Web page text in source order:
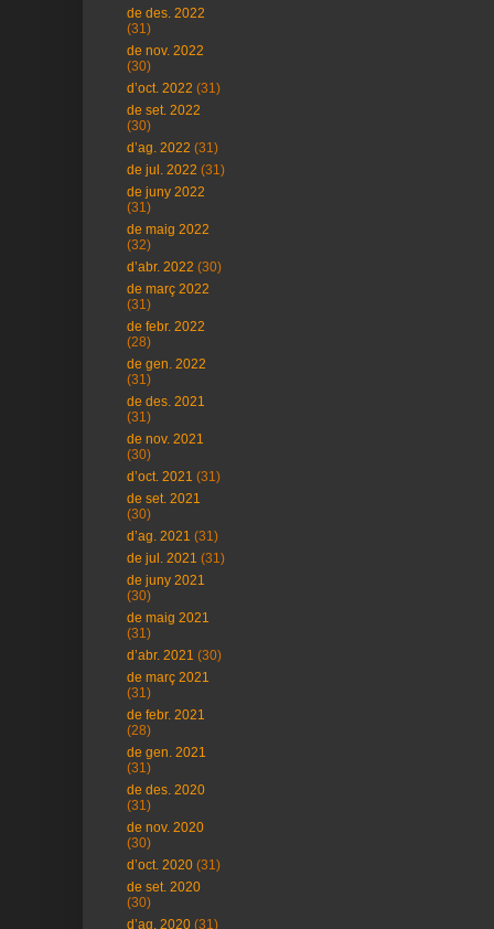
de des. 2022
(31)
de nov. 2022
(30)
d’oct. 2022 (31)
de set. 2022
(30)
d’ag. 2022 (31)
de jul. 2022 (31)
de juny 2022
(31)
de maig 2022
(32)
d’abr. 2022 (30)
de març 2022
(31)
de febr. 2022
(28)
de gen. 2022
(31)
de des. 2021
(31)
de nov. 2021
(30)
d’oct. 2021 (31)
de set. 2021
(30)
d’ag. 2021 (31)
de jul. 2021 (31)
de juny 2021
(30)
de maig 2021
(31)
d’abr. 2021 (30)
de març 2021
(31)
de febr. 2021
(28)
de gen. 2021
(31)
de des. 2020
(31)
de nov. 2020
(30)
d’oct. 2020 (31)
de set. 2020
(30)
d’ag. 2020 (31)